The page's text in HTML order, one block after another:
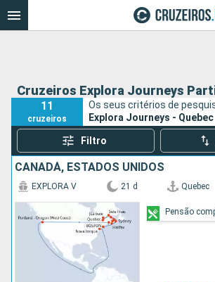
Cruzeiros Explora Journeys
11
cruzeiros
Os seus critérios de
Explora Journeys - Quebec
Filtro
CANADÁ, ESTADOS UNIDOS
EXPLORA V 21 d Quebec
Pensão